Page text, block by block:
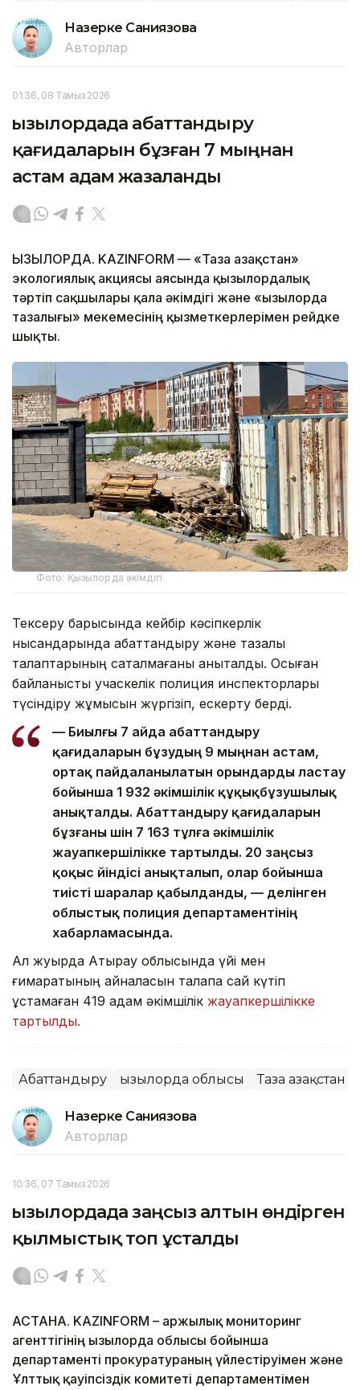
Назерке Саниязова
Авторлар
01:36, 08 Тамыз 2026
Қызылордада абаттандыру
қағидаларын бұзған 7 мыңнан
астам адам жазаланды
ҚЫЗЫЛОРДА. KAZINFORM — «Таза Қазақстан»
экологиялық акциясы аясында қызылордалық
тәртіп сақшылары қала әкімдігі және «Қызылорда
тазалығы» мекемесінің қызметкерлерімен рейдке
шықты.
Фото: Қызылорда әкімдігі
Тексеру барысында кейбір кәсіпкерлік
нысандарында абаттандыру және тазалық
талаптарының сақталмағаны анықталды. Осыған
байланысты учаскелік полиция инспекторлары
түсіндіру жұмысын жүргізіп, ескерту берді.
— Биылғы 7 айда абаттандыру
қағидаларын бұзудың 9 мыңнан астам,
ортақ пайдаланылатын орындарды ластау
бойынша 1 932 әкімшілік құқықбұзушылық
анықталды. Абаттандыру қағидаларын
бұзғаны үшін 7 163 тұлға әкімшілік
жауапкершілікке тартылды. 20 заңсыз
қоқыс үйіндісі анықталып, олар бойынша
тиісті шаралар қабылданды, — делінген
облыстық полиция департаментінің
хабарламасында.
Ал жуырда Атырау облысында үйі мен
ғимаратының айналасын талапқа сай күтіп
ұстамаған 419 адам әкімшілік жауапкершілікке
тартылды.
Абаттандыру Қызылорда облысы Таза Қазақстан
Назерке Саниязова
Авторлар
10:36, 07 Тамыз 2026
Қызылордада заңсыз алтын өндірген
қылмыстық топ ұсталды
АСТАНА. KAZINFORM – Қаржылық мониторинг
агенттігінің Қызылорда облысы бойынша
департаменті прокуратураның үйлестіруімен және
Ұлттық қауіпсіздік комитеті департаментімен